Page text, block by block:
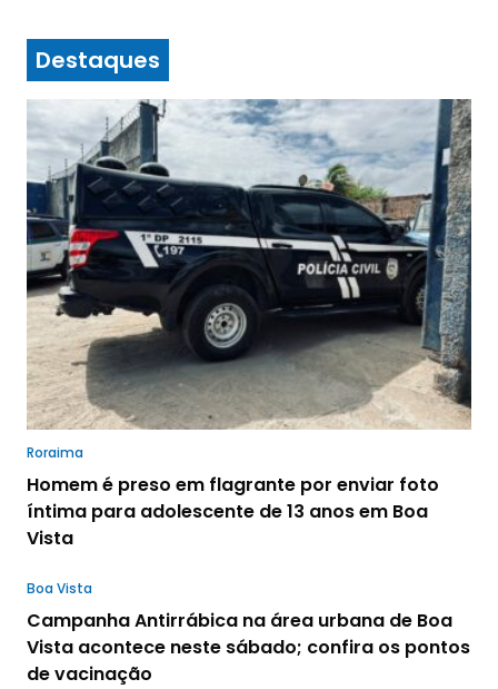
Destaques
Roraima
Homem é preso em flagrante por enviar foto
íntima para adolescente de 13 anos em Boa
Vista
Boa Vista
Campanha Antirrábica na área urbana de Boa
Vista acontece neste sábado; confira os pontos
de vacinação